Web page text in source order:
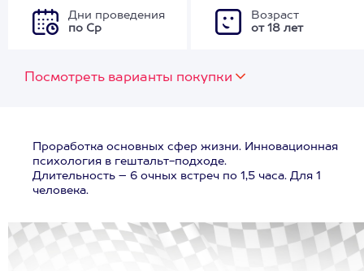
Дни проведения
по Ср
Возраст
от 18 лет
Посмотреть варианты покупки
Проработка основных сфер жизни. Инновационная
психология в гештальт-подходе.
Длительность – 6 очных встреч по 1,5 часа. Для 1
человека.